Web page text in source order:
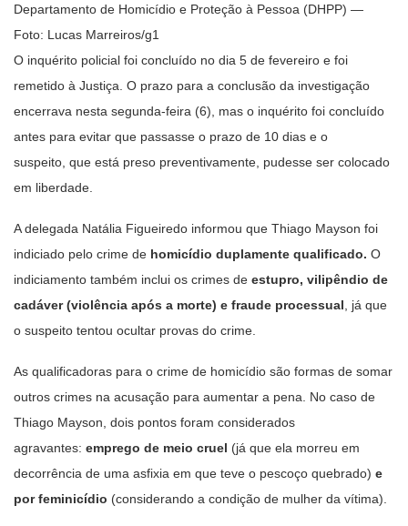
Departamento de Homicídio e Proteção à Pessoa (DHPP) —
Foto: Lucas Marreiros/g1
O inquérito policial foi concluído no dia 5 de fevereiro e foi
remetido à Justiça. O prazo para a conclusão da investigação
encerrava nesta segunda-feira (6), mas o inquérito foi concluído
antes para evitar que passasse o prazo de 10 dias e o
suspeito, que está preso preventivamente, pudesse ser colocado
em liberdade.
A delegada Natália Figueiredo informou que Thiago Mayson foi
indiciado pelo crime de homicídio duplamente qualificado. O
indiciamento também inclui os crimes de estupro, vilipêndio de
cadáver (violência após a morte) e fraude processual , já que
o suspeito tentou ocultar provas do crime.
As qualificadoras para o crime de homicídio são formas de somar
outros crimes na acusação para aumentar a pena. No caso de
Thiago Mayson, dois pontos foram considerados
agravantes: emprego de meio cruel (já que ela morreu em
decorrência de uma asfixia em que teve o pescoço quebrado) e
por feminicídio (considerando a condição de mulher da vítima).